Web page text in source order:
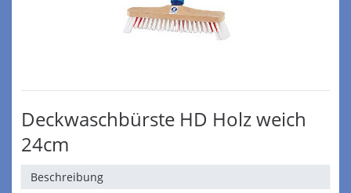
Deckwaschbürste HD Holz weich
24cm
Beschreibung